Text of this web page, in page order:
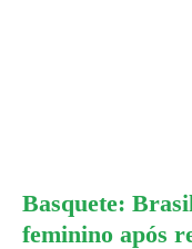
Basquete:
feminino após